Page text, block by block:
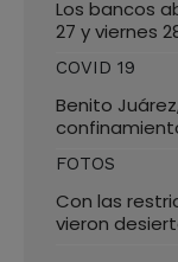
Los bancos
27 y viernes
COVID 19
Benito
FOTOS
Con las
vieron